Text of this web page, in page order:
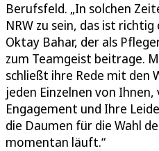
Berufsfeld. „In solchen
NRW zu sein, das ist
Oktay Bahar, der als
zum Teamgeist beitrage.
schließt ihre Rede mit den
jeden Einzelnen von
Engagement und Ihre
die Daumen für die Wahl
momentan läuft.“